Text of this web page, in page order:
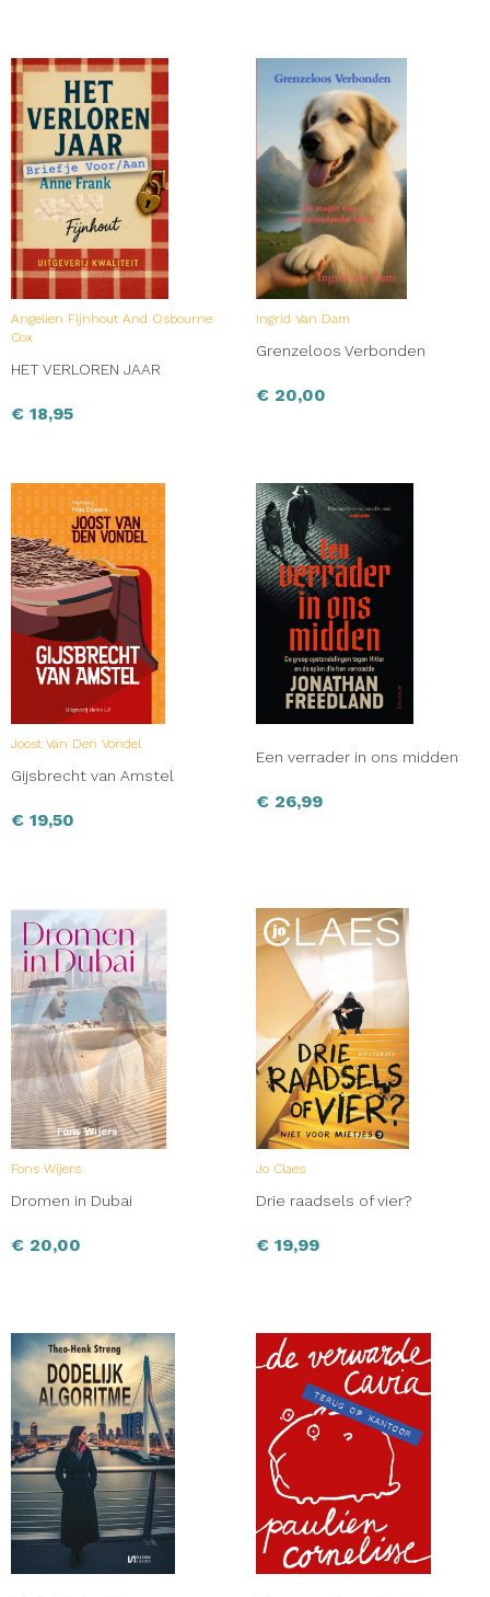
Angelien Fijnhout And Osbourne
Cox
HET VERLOREN JAAR
€ 18,95
Ingrid Van Dam
Grenzeloos Verbonden
€ 20,00
Joost Van Den Vondel
Gijsbrecht van Amstel
€ 19,50
Een verrader in ons midden
€ 26,99
Fons Wijers
Dromen in Dubai
€ 20,00
Jo Claes
Drie raadsels of vier?
€ 19,99